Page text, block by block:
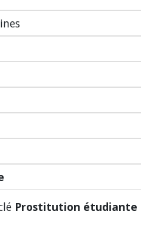
Prostitution étudiante